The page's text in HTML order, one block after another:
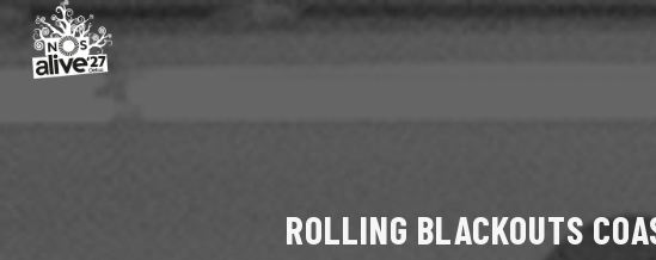
ROLLING BLACKOUTS